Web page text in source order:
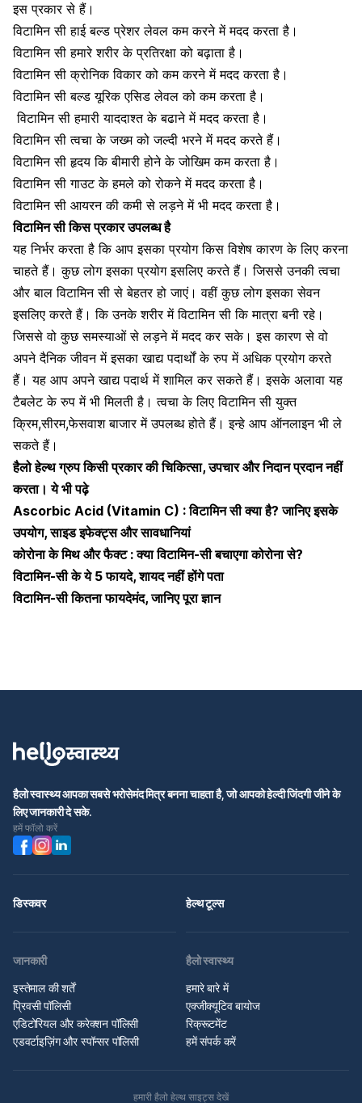
इस प्रकार से हैं।
विटामिन सी हाई बल्ड प्रेशर लेवल कम करने में मदद करता है।
विटामिन सी हमारे शरीर के प्रतिरक्षा को बढ़ाता है।
विटामिन सीक्रोनिक विकारको कम करने में मदद करता है।
विटामिन सी बल्ड यूरिक एसिड लेवल को कम करता है।
विटामिन सी हमारी याददाश्त के बढाने में मदद करता है।
विटामिन सी त्वचा के जख्म को जल्दी भरने में मदद करते हैं।
विटामिन सीहृदय कि बीमारी होने के जोखिम कम करता है।
विटामिन सी गाउट के हमले को रोकने में मदद करता है।
विटामिन सी आयरन की कमी से लड़ने में भी मदद करता है।
विटामिन सी किस प्रकार उपलब्ध है
यह निर्भर करता है कि आप इसका प्रयोग किस विशेष कारण के लिए करना
चाहते हैं। कुछ लोग इसका प्रयोग इसलिए करते हैं। जिससे उनकी त्वचा
औरबाल विटामिन सी से बेहतर हो जाएं। वहीं कुछ लोग इसका सेवन
इसलिए करते हैं। कि उनके शरीर में विटामिन सी कि मात्रा बनी रहे।
जिससे वो कुछ समस्याओं से लड़ने में मदद कर सके। इस कारण से वो
अपने दैनिक जीवन में इसका खाद्य पदार्थों के रुप में अधिक प्रयोग करते
हैं। यह आप अपने खाद्य पदार्थ में शामिल कर सकते हैं। इसके अलावा यह
टैबलेट के रुप में भी मिलती है। त्वचा के लिए विटामिन सी युक्त
क्रिम,सीरम,फेसवाश बाजार में उपलब्ध होते हैं। इन्हे आप ऑनलाइन भी ले
सकते हैं।
हैलो हेल्थ ग्रुप किसी प्रकार की चिकित्सा, उपचार और निदान प्रदान नहीं
करता। ये भी पढ़े
Ascorbic Acid (Vitamin C) : विटामिन सी क्या है? जानिए इसके
उपयोग, साइड इफेक्ट्स और सावधानियां
कोरोना के मिथ और फैक्ट : क्या विटामिन-सी बचाएगा कोरोना से?
विटामिन-सी के ये 5 फायदे, शायद नहीं होंगे पता
विटामिन-सी कितना फायदेमंद, जानिए पूरा ज्ञान
हैलो स्वास्थ्य आपका सबसे भरोसेमंद मित्र बनना चाहता है, जो आपको हेल्दी जिंदगी जीने के
लिए जानकारी दे सके.
हमें फॉलो करें
डिस्कवर हेल्थ टूल्स
जानकारी
इस्तेमाल की शर्तें
प्रिवसी पॉलिसी
एडिटोरियल और करेक्शन पॉलिसी
एडवर्टाइज़िंग और स्पॉन्सर पॉलिसी
हैलो स्वास्थ्य
हमारे बारे में
एक्जीक्यूटिव बायोज
रिक्रूटमेंट
हमें संपर्क करें
हमारी हैलो हेल्थ साइट्स देखें